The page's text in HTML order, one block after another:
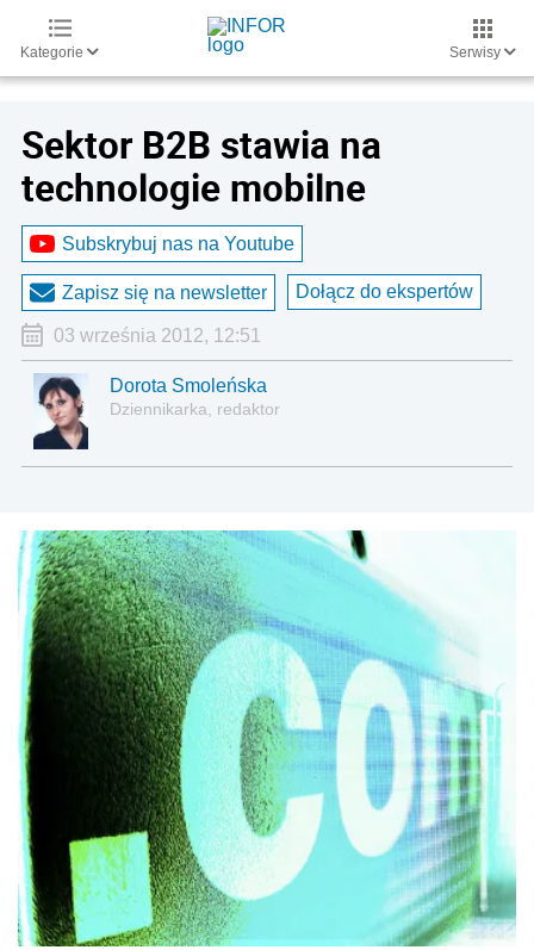
Kategorie Serwisy
Sektor B2B stawia na
technologie mobilne
Subskrybuj nas na Youtube
Zapisz się na newsletter Dołącz do ekspertów
03 września 2012, 12:51
Dorota Smoleńska
Dziennikarka, redaktor